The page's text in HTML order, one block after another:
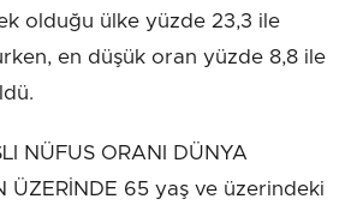
olduğu ülke yüzde 23,3 ile
en düşük oran yüzde 8,8 ile
NÜFUS ORANI DÜNYA
ÜZERİNDE 65 yaş ve üzerindeki